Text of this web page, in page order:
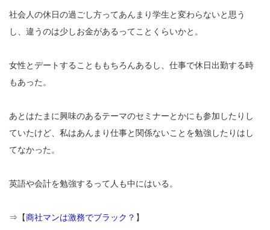
社会人の休日の過ごし方ってあんまり学生と変わらないと思う
し、違うのは少しお金があるってことくらいかと。
女性とデートすることももちろんあるし、仕事で休日出勤する時
もあった。
あとはたまに興味のあるテーマのセミナーとかにも参加したりし
ていたけど、私はあんまり仕事と関係ないことを勉強したりはし
てなかった。
英語や会計を勉強するって人も中にはいる。
⇒【商社マンは激務でブラック？ 】